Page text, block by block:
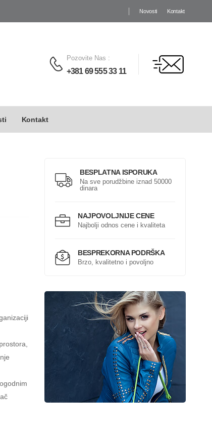
Novosti Kontakt
Pozovite Nas :
+381 69 555 33 11
Kontakt
BESPLATNA ISPORUKA
Na sve porudžbine iznad 50000
dinara
NAJPOVOLJNIJE CENE
Najbolji odnos cene i kvaliteta
BESPREKORNA PODRŠKA
Brzo, kvalitetno i povoljno